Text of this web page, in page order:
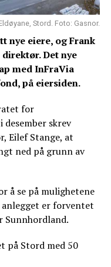
Stord. Foto: Gasnor.
nye eiere, og Frank
Det nye
med InFraVia
på eiersiden.
for
desember skrev
Eilef Stange, at
ned på grunn av
å se på mulighetene
anlegget er forventet
Sunnhordland.
på Stord med 50